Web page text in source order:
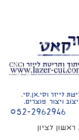
לייזר וסי.אן.סי.
ויצור מוצרים.
052-2962946